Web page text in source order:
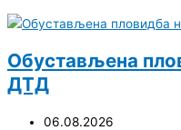
Обустављена
ДТД
06.08.2026